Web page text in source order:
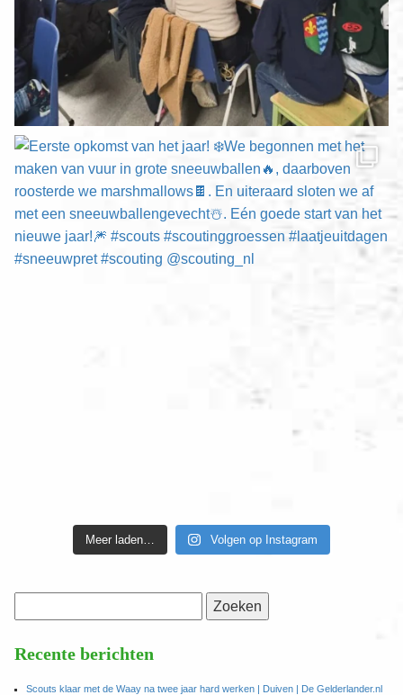
Meer laden… Volgen op Instagram
naar:
Recente berichten
Scouts klaar met de Waay na twee jaar hard werken | Duiven | De Gelderlander.nl